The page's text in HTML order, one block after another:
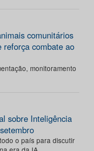
comunitários
reforça combate ao
monitoramento
sobre Inteligência
o país para discutir